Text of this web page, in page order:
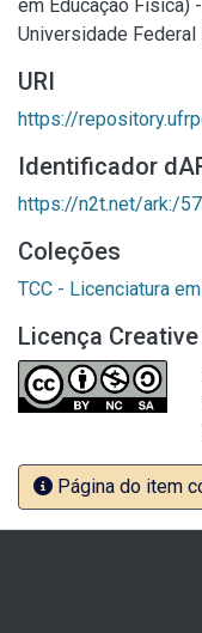
em Educação Física)
Universidade Federal
URI
https://
Identificador
https://n2t.net/ark:/
Coleções
TCC - Licenciatura
Licença
Página do item